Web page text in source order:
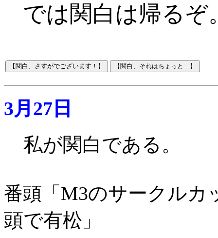
では関白は帰るぞ
3月27日
私が関白である。
番頭「 M3のサークルカ
頭で有松 」